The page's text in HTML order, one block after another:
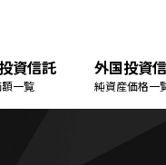
資信託
一覧
外国投資
純資産価格一